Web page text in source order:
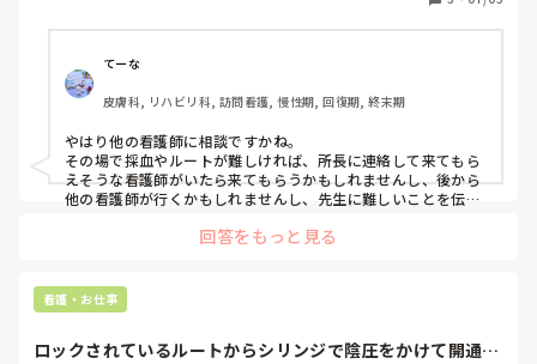
てーな
皮膚科, リハビリ科, 訪問看護, 慢性期, 回復期, 終末期
やはり他の看護師に相談ですかね。
その場で採血やルートが難しければ、所長に連絡して来てもら
えそうな看護師がいたら来てもらうかもしれませんし、後から
他の看護師が行くかもしれませんし、先生に難しいことを伝え
めてor久々に行く利用者さんの時は行く前に看護師に相談した
す。私の教訓です😆
回答をもっと見る
看護・お仕事
ロックされているルートからシリンジで陰圧をかけて開通さ